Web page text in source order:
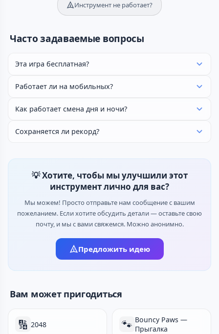
Инструмент не работает?
Часто задаваемые вопросы
Эта игра бесплатная?
Работает ли на мобильных?
Как работает смена дня и ночи?
Сохраняется ли рекорд?
💡 Хотите, чтобы мы улучшили этот
инструмент лично для вас?
Мы можем! Просто отправьте нам сообщение с вашим
пожеланием. Если хотите обсудить детали — оставьте свою
почту, и мы с вами свяжемся. Можно анонимно.
Предложить идею
Вам может пригодиться
🔢 2048 🐾 Bouncy Paws —
Прыгалка